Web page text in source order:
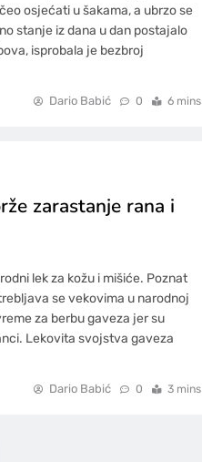
osjećati u šakama, a ubrzo se
stanje iz dana u dan postajalo
isprobala je bezbroj
Dario Babić 0 6 mins
zarastanje rana i
lek za kožu i mišiće. Poznat
se vekovima u narodnoj
za berbu gaveza jer su
Lekovita svojstva gaveza
Dario Babić 0 3 mins